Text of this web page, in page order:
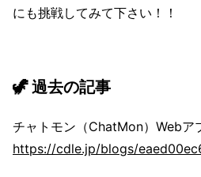
にも挑戦してみて下さい！！
🦖 過去の記事
チャトモン（ChatMon）Webア
https://cdle.jp/blogs/